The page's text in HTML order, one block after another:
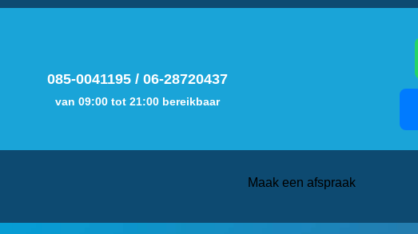
085-0041195/ 06-28720437
van 09:00 tot 21:00 bereikbaar
Maak een afspraak